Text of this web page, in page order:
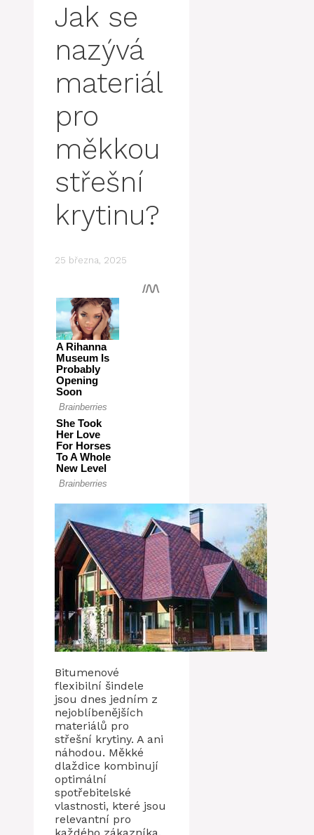
Jak se
nazývá
materiál
pro
měkkou
střešní
krytinu?
25 března, 2025
Bitumenové
flexibilní šindele
jsou dnes jedním z
nejoblíbenějších
materiálů pro
střešní krytiny. A ani
náhodou. Měkké
dlaždice kombinují
optimální
spotřebitelské
vlastnosti, které jsou
relevantní pro